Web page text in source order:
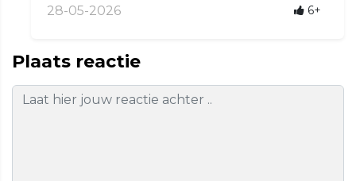
28-05-2026 6+
Plaats reactie